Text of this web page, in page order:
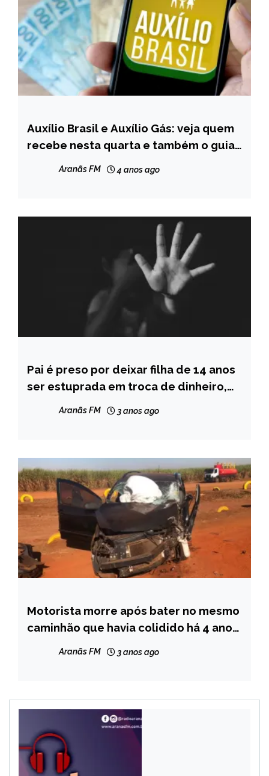
BRASIL
NOTÍCIAS
Auxílio Brasil e Auxílio Gás: veja quem
recebe nesta quarta e também o guia
Aranãs FM 4 anos ago
MINAS
GERAIS
NOTÍCIAS
Pai é preso por deixar filha de 14 anos
ser estuprada em troca de dinheiro,
Aranãs FM 3 anos ago
MINAS
GERAIS
NOTÍCIAS
Motorista morre após bater no mesmo
caminhão que havia colidido há 4 anos
Aranãs FM 3 anos ago